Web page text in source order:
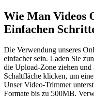
Wie Man Videos
Einfachen
Die Verwendung unseres
einfacher sein. Laden Sie
die Upload-Zone ziehen
Schaltfläche klicken, um
Unser Video-Trimmer
Formate bis zu 500MB.